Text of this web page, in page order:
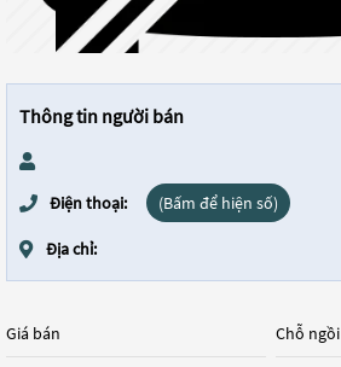
Thông tin người bán
Điện thoại: (Bấm để hiện số)
Địa chỉ:
Giá bán Chỗ ngồi